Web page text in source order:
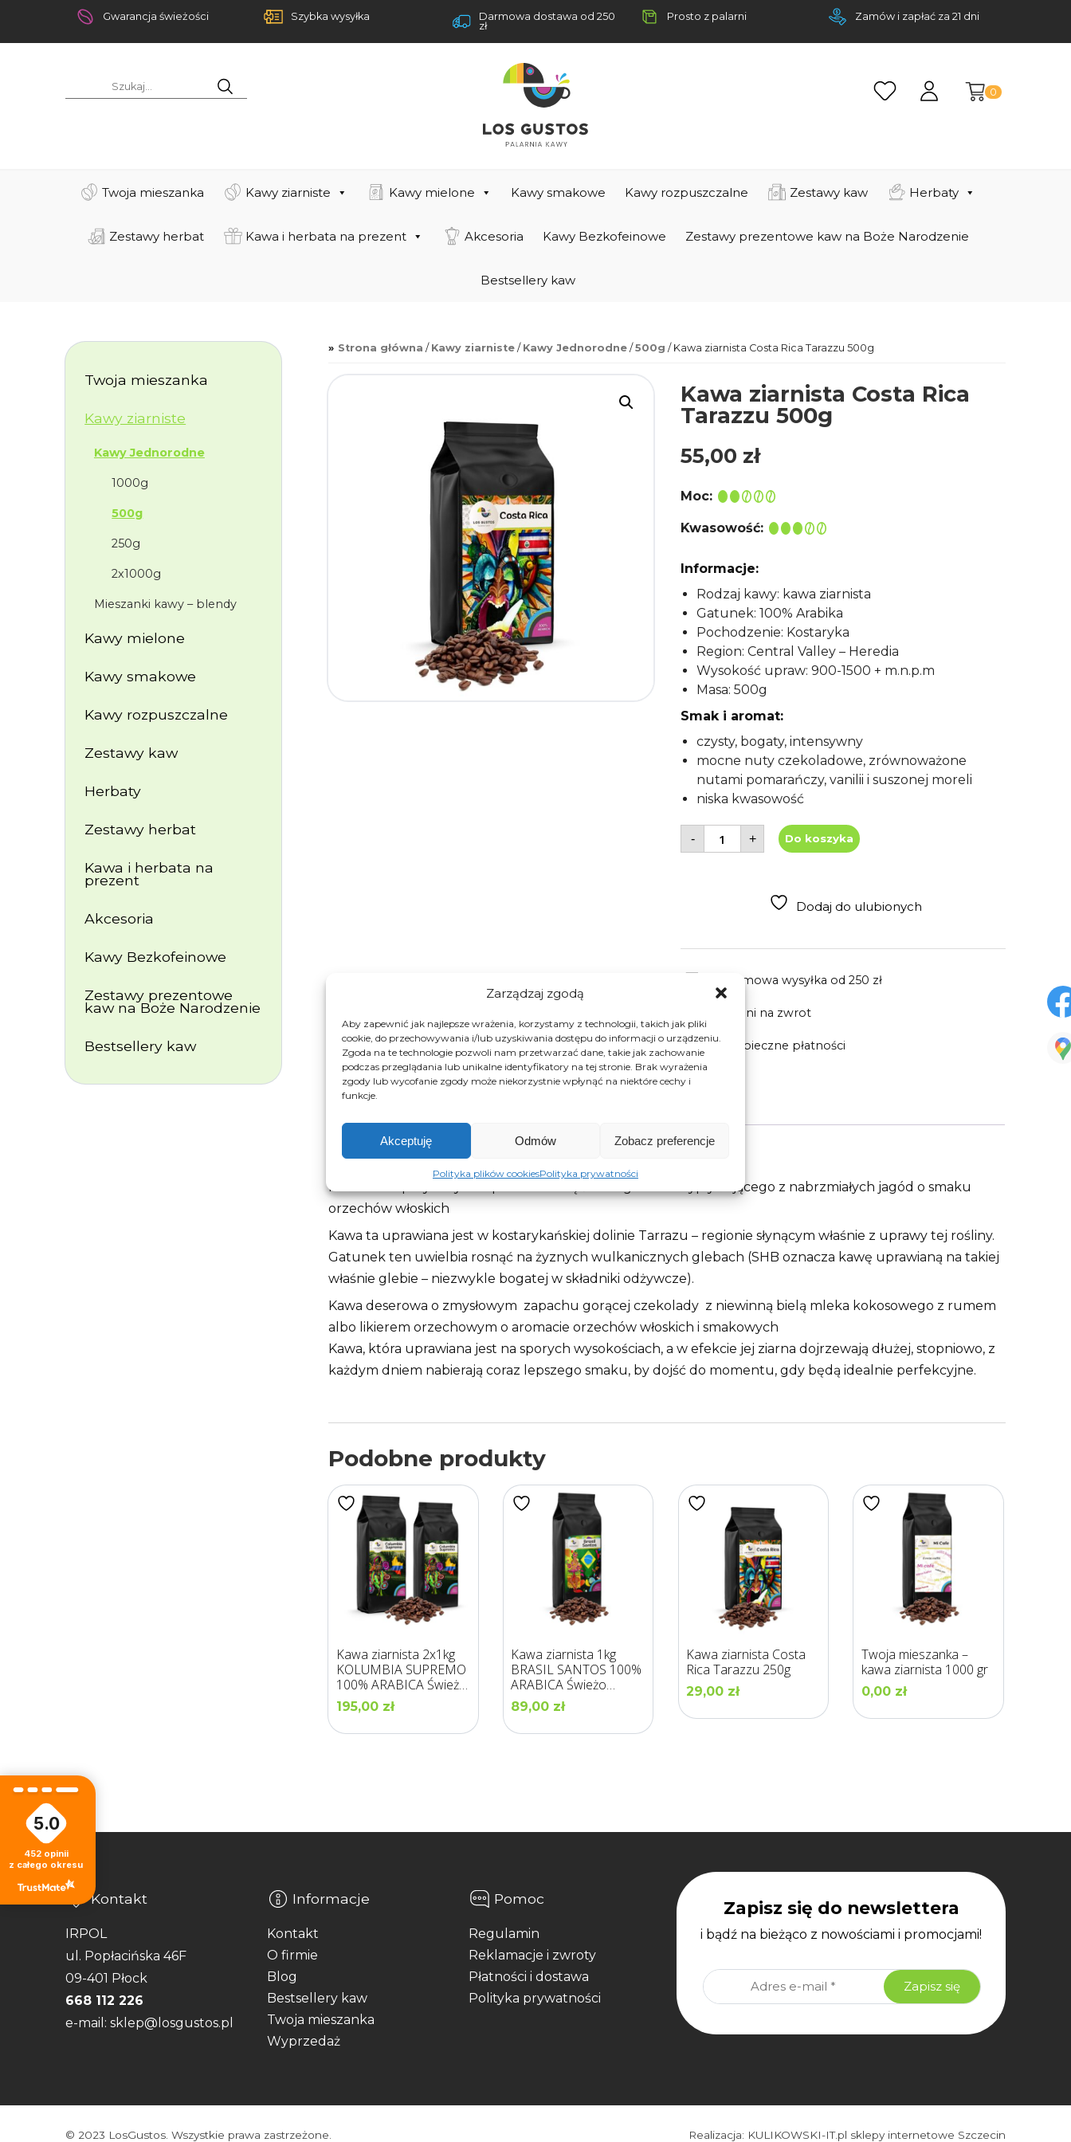
Zarządzaj zgodą
Aby zapewnić jak najlepsze wrażenia, korzystamy z technologii, takich jak pliki
cookie, do przechowywania i/lub uzyskiwania dostępu do informacji o urządzeniu.
Zgoda na te technologie pozwoli nam przetwarzać dane, takie jak zachowanie
podczas przeglądania lub unikalne identyfikatory na tej stronie. Brak wyrażenia
zgody lub wycofanie zgody może niekorzystnie wpłynąć na niektóre cechy i
funkcje.
Akceptuję Odmów Zobacz preferencje
Polityka plików cookiesPolityka prywatności
Gwarancja świeżości Szybka wysyłka
Darmowa dostawa od 250
zł
Prosto z palarni Zamów i zapłać za 21 dni
0
Twoja mieszanka Kawy ziarniste Kawy mielone Kawy smakowe Kawy rozpuszczalne Zestawy kaw Herbaty
Zestawy herbat Kawa i herbata na prezent Akcesoria Kawy Bezkofeinowe Zestawy prezentowe kaw na Boże Narodzenie
Bestsellery kaw
Twoja mieszanka
Kawy ziarniste
Kawy Jednorodne
1000g
500g
250g
2x1000g
Mieszanki kawy – blendy
Kawy mielone
Kawy smakowe
Kawy rozpuszczalne
Zestawy kaw
Herbaty
Zestawy herbat
Kawa i herbata na
prezent
Akcesoria
Kawy Bezkofeinowe
Zestawy prezentowe
kaw na Boże Narodzenie
Bestsellery kaw
Strona główna / Kawy ziarniste / Kawy Jednorodne /500g / Kawa ziarnista Costa Rica Tarazzu 500g
Kawa ziarnista Costa Rica
Tarazzu 500g
55,00 zł
Moc:
Kwasowość:
Informacje:
Rodzaj kawy: kawa ziarnista
Gatunek: 100% Arabika
Pochodzenie: Kostaryka
Region: Central Valley – Heredia
Wysokość upraw: 900-1500 + m.n.p.m
Masa: 500g
Smak i aromat:
czysty, bogaty, intensywny
mocne nuty czekoladowe, zrównoważone
nutami pomarańczy, vanilii i suszonej moreli
niska kwasowość
-
ilość
Kawa
ziarnista
+ Do koszyka
Dodaj do ulubionych
Darmowa wysyłka od 250 zł
30 dni na zwrot
Bezpieczne płatności
Opis
Kawa o niespotykanym zapachu z nutą świeżego soku wypływającego z nabrzmiałych jagód o smaku
orzechów włoskich
Kawa ta uprawiana jest w kostarykańskiej dolinie Tarrazu – regionie słynącym właśnie z uprawy tej rośliny.
Gatunek ten uwielbia rosnąć na żyznych wulkanicznych glebach (SHB oznacza kawę uprawianą na takiej
właśnie glebie – niezwykle bogatej w składniki odżywcze).
Kawa deserowa o zmysłowym zapachu gorącej czekolady z niewinną bielą mleka kokosowego z rumem
albo likierem orzechowym o aromacie orzechów włoskich i smakowych
Kawa, która uprawiana jest na sporych wysokościach, a w efekcie jej ziarna dojrzewają dłużej, stopniowo, z
każdym dniem nabierają coraz lepszego smaku, by dojść do momentu, gdy będą idealnie perfekcyjne.
Podobne produkty
Kawa ziarnista 2x1kg
KOLUMBIA SUPREMO
100% ARABICA Świeżo
Palona -LOS GUSTOS
195,00 zł
Kawa ziarnista 1kg
BRASIL SANTOS 100%
ARABICA Świeżo
Palona – LOS GUSTOS
89,00 zł
Kawa ziarnista Costa
Rica Tarazzu 250g
29,00 zł
Twoja mieszanka –
kawa ziarnista 1000 gr
0,00 zł
Kontakt
IRPOL
ul. Popłacińska 46F
09-401 Płock
668 112 226
e-mail: sklep@losgustos.pl
Informacje
Kontakt
O firmie
Blog
Bestsellery kaw
Twoja mieszanka
Wyprzedaż
Pomoc
Regulamin
Reklamacje i zwroty
Płatności i dostawa
Polityka prywatności
Zapisz się do newslettera
i bądź na bieżąco z nowościami i promocjami!
© 2023 LosGustos. Wszystkie prawa zastrzeżone. Realizacja: KULIKOWSKI-IT.pl sklepy internetowe Szczecin
5.0
452 opinii
z całego okresu